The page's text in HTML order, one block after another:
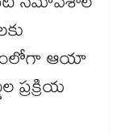
ఆయా
ప్రక్రియ